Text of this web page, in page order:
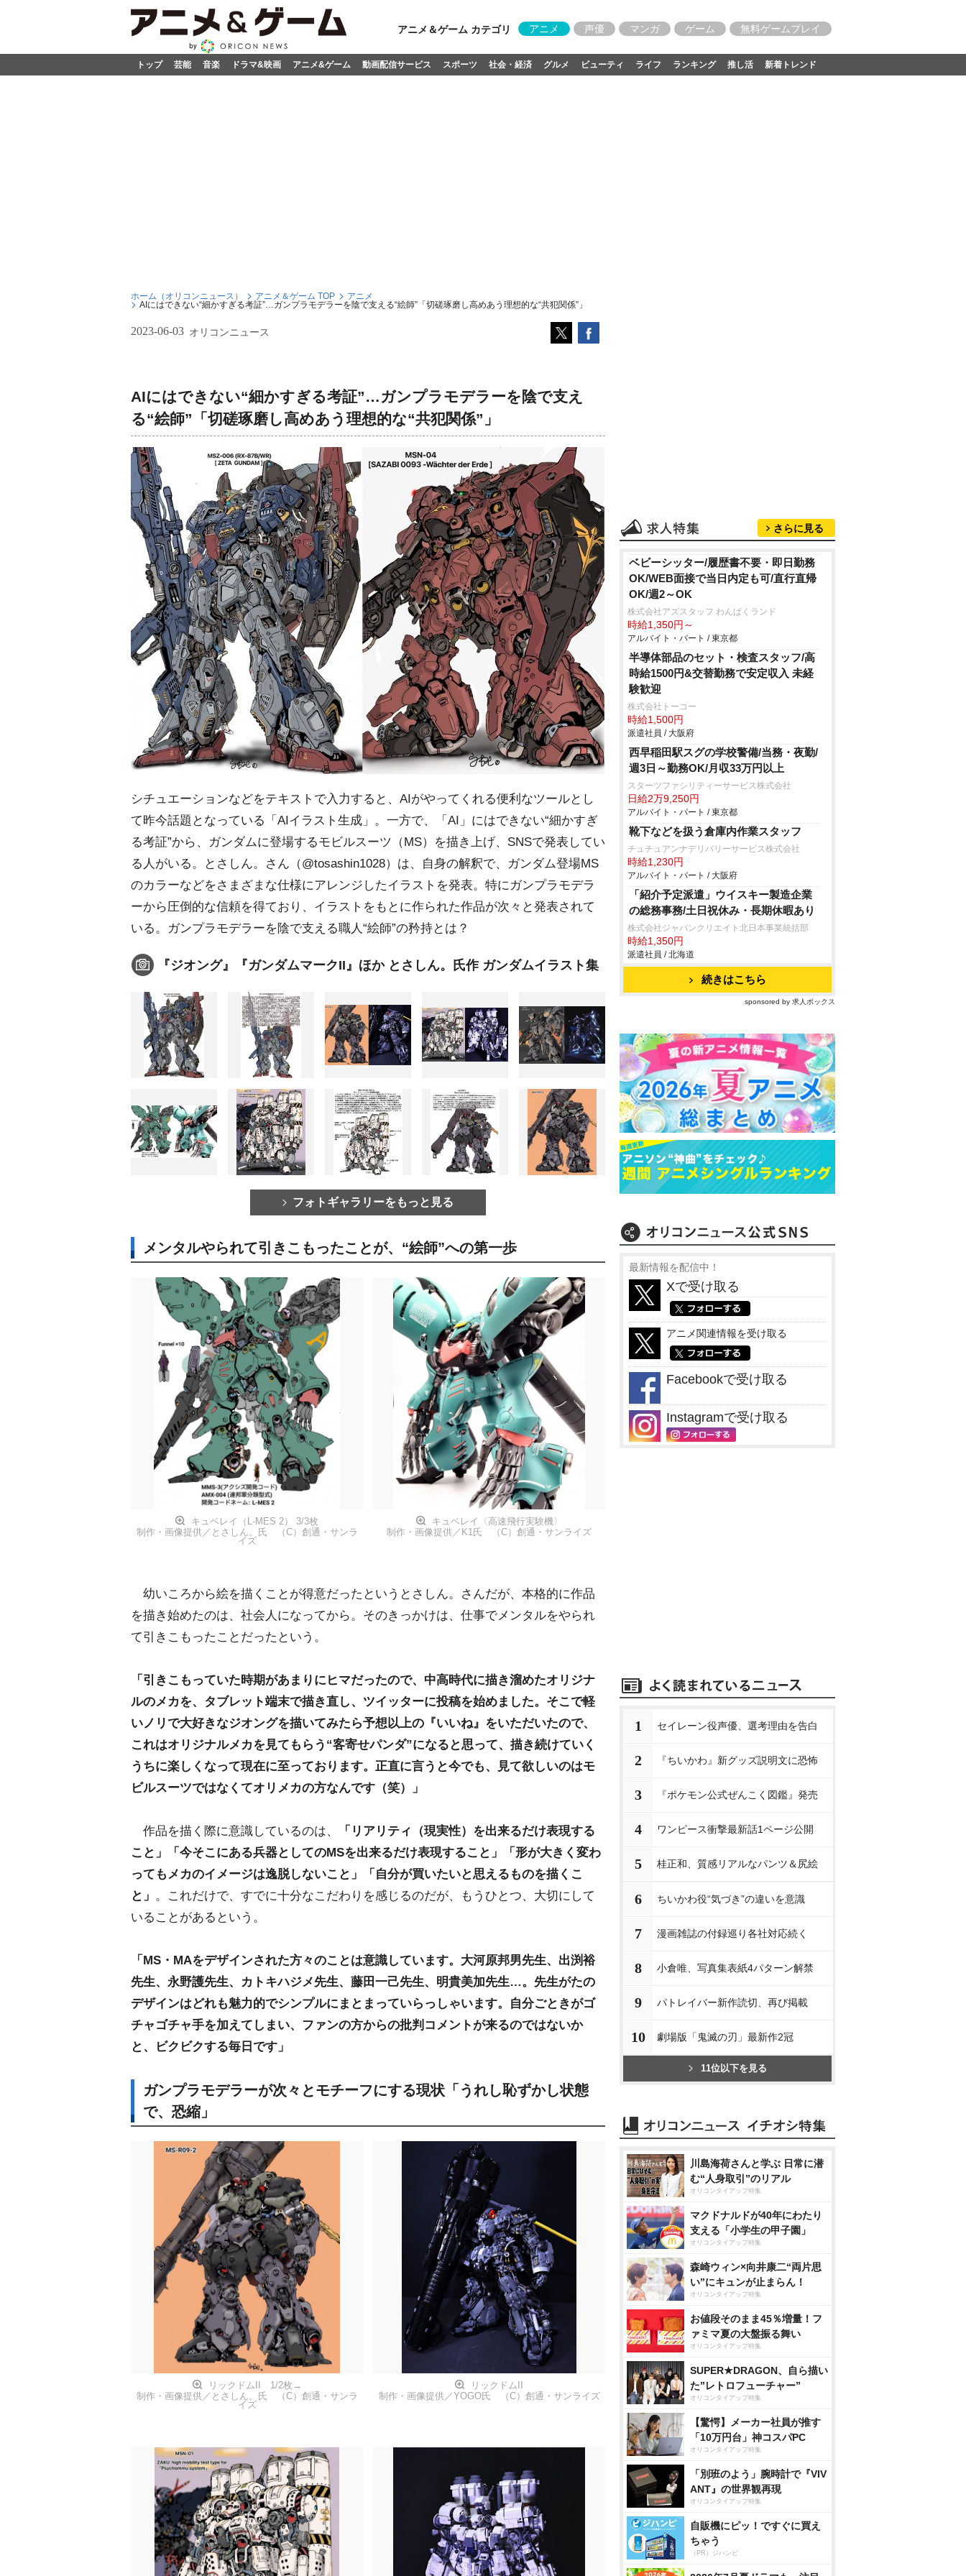
アニメ＆ゲーム カテゴリ アニメ 声優 マンガ ゲーム 無料ゲームプレイ
トップ 芸能 音楽 ドラマ&映画 アニメ&ゲーム 動画配信サービス スポーツ 社会・経済 グルメ ビューティ ライフ ランキング 推し活 新着トレンド
ホーム（オリコンニュース） アニメ＆ゲーム TOP
アニメ
AIにはできない“細かすぎる考証”…ガンプラモデラーを陰で支える“絵師”「切磋琢磨し高めあう理想的な“共犯関係”」
2023-06-03 オリコンニュース
AIにはできない“細かすぎる考証”…ガンプラモデラーを陰で支え
る“絵師”「切磋琢磨し高めあう理想的な“共犯関係”」
シチュエーションなどをテキストで入力すると、AIがやってくれる便利なツールとし
て昨今話題となっている「AIイラスト生成」。一方で、「AI」にはできない“細かすぎ
る考証”から、ガンダムに登場するモビルスーツ（MS）を描き上げ、SNSで発表してい
る人がいる。とさしん。さん（@tosashin1028）は、自身の解釈で、ガンダム登場MS
のカラーなどをさまざまな仕様にアレンジしたイラストを発表。特にガンプラモデラ
ーから圧倒的な信頼を得ており、イラストをもとに作られた作品が次々と発表されて
いる。ガンプラモデラーを陰で支える職人“絵師”の矜持とは？
『ジオング』『ガンダムマークII』ほか とさしん。氏作 ガンダムイラスト集
フォトギャラリーをもっと見る
メンタルやられて引きこもったことが、“絵師”への第一歩
キュベレイ（L-MES 2） 3/3枚
制作・画像提供／とさしん。氏 （C）創通・サンラ
イズ
キュベレイ〈高速飛行実験機〉
制作・画像提供／K1氏 （C）創通・サンライズ
幼いころから絵を描くことが得意だったというとさしん。さんだが、本格的に作品
を描き始めたのは、社会人になってから。そのきっかけは、仕事でメンタルをやられ
て引きこもったことだったという。
「引きこもっていた時期があまりにヒマだったので、中高時代に描き溜めたオリジナ
ルのメカを、タブレット端末で描き直し、ツイッターに投稿を始めました。そこで軽
いノリで大好きなジオングを描いてみたら予想以上の『いいね』をいただいたので、
これはオリジナルメカを見てもらう“客寄せパンダ”になると思って、描き続けていく
うちに楽しくなって現在に至っております。正直に言うと今でも、見て欲しいのはモ
ビルスーツではなくてオリメカの方なんです（笑）」
作品を描く際に意識しているのは、
「リアリティ（現実性）を出来るだけ表現する
こと」「今そこにある兵器としてのMSを出来るだけ表現すること」「形が大きく変わ
ってもメカのイメージは逸脱しないこと」「自分が買いたいと思えるものを描くこ
と」 。これだけで、すでに十分なこだわりを感じるのだが、もうひとつ、大切にして
いることがあるという。
「MS・MAをデザインされた方々のことは意識しています。大河原邦男先生、出渕裕
先生、永野護先生、カトキハジメ先生、藤田一己先生、明貴美加先生…。先生がたの
デザインはどれも魅力的でシンプルにまとまっていらっしゃいます。自分ごときがゴ
チャゴチャ手を加えてしまい、ファンの方からの批判コメントが来るのではないか
と、ビクビクする毎日です」
ガンプラモデラーが次々とモチーフにする現状「うれし恥ずかし状態
で、恐縮」
リックドムII 1/2枚→
制作・画像提供／とさしん。氏 （C）創通・サンラ
イズ
リックドムII
制作・画像提供／YOGO氏 （C）創通・サンライズ
さらに見る
ベビーシッター/履歴書不要・即日勤務
OK/WEB面接で当日内定も可/直行直帰
OK/週2～OK
株式会社アズスタッフ わんぱくランド
時給1,350円～
アルバイト・パート / 東京都
半導体部品のセット・検査スタッフ/高
時給1500円&交替勤務で安定収入 未経
験歓迎
株式会社トーコー
時給1,500円
派遣社員 / 大阪府
西早稲田駅スグの学校警備/当務・夜勤/
週3日～勤務OK/月収33万円以上
スターツファシリティーサービス株式会社
日給2万9,250円
アルバイト・パート / 東京都
靴下などを扱う倉庫内作業スタッフ
チュチュアンナデリバリーサービス株式会社
時給1,230円
アルバイト・パート / 大阪府
「紹介予定派遣」ウイスキー製造企業
の総務事務/土日祝休み・長期休暇あり
株式会社ジャパンクリエイト北日本事業統括部
時給1,350円
派遣社員 / 北海道
続きはこちら
sponsored by 求人ボックス
最新情報を配信中！
Xで受け取る
アニメ関連情報を受け取る
Facebookで受け取る
Instagramで受け取る
1 セイレーン役声優、選考理由を告白
2 『ちいかわ』新グッズ説明文に恐怖
3 『ポケモン公式ぜんこく図鑑』発売
4 ワンピース衝撃最新話1ページ公開
5 桂正和、質感リアルなパンツ＆尻絵
6 ちいかわ役“気づき”の違いを意識
7 漫画雑誌の付録巡り各社対応続く
8 小倉唯、写真集表紙4パターン解禁
9 パトレイバー新作読切、再び掲載
10 劇場版「鬼滅の刃」最新作2冠
11位以下を見る
川島海荷さんと学ぶ 日常に潜
む“人身取引”のリアル
オリコンタイアップ特集
マクドナルドが40年にわたり
支える「小学生の甲子園」
オリコンタイアップ特集
森崎ウィン×向井康二“両片思
い”にキュンが止まらん！
オリコンタイアップ特集
お値段そのまま45％増量！フ
ァミマ夏の大盤振る舞い
オリコンタイアップ特集
SUPER★DRAGON、自ら描い
た”レトロフューチャー”
オリコンタイアップ特集
【驚愕】メーカー社員が推す
「10万円台」神コスパPC
オリコンタイアップ特集
「別班のよう」腕時計で『VIV
ANT』の世界観再現
オリコンタイアップ特集
自販機にピッ！ですぐに買え
ちゃう
（PR）ジハンピ